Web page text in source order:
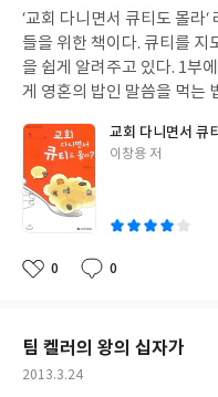
것! 절망에서 희망으로 변하
인간이 되어가는 과정을 아름다
년을 위한 소설답다. 예리한
품이다. 이 책을 읽으며 학교
좋을 것이라 생각된다!
일
‘교회 다니면서 큐티도 몰라
들을 위한 책이다. 큐티를 지
을 쉽게 알려주고 있다. 1부에서는 ‘말씀을 맛보라’는 주제 아래, 쉽
게 영혼의 밥인 말씀을 먹는
계속 읽으면서 하나님의 음성을
기에 동감한다. 2부에서는 ‘말씀을 삶 속에서 소화시켜라’라고 하면
서 관찰, 해석, 적용의 툴을
시키고, 하루동안에 계속 되
켜 그리스도를 닮은 인격이 되는 것이라
시간을 갖고, 묵상을 통해 하나
에 순종하는 삶을 통해 더 깊
가 될 수 있다고 알려주고 있다. 큐티는 매일 밥을 먹는 것처럼, 반
교회 다니면서 큐
글
이창용 저
좋
0
댓
0
작
팀 켈러의 왕의 십자가
작
2013.3.24